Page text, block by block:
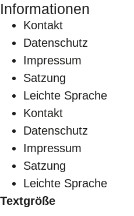
Informationen
Kontakt
Datenschutz
Impressum
Satzung
Leichte Sprache
Kontakt
Datenschutz
Impressum
Satzung
Leichte Sprache
Textgröße